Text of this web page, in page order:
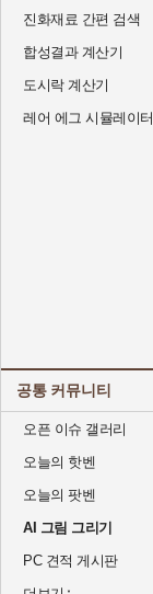
진화재료 간편 검색
합성결과 계산기
도시락 계산기
레어 에그 시뮬레이터
공통 커뮤니티
오픈 이슈 갤러리
오늘의 핫벤
오늘의 팟벤
AI 그림 그리기
PC 견적 게시판